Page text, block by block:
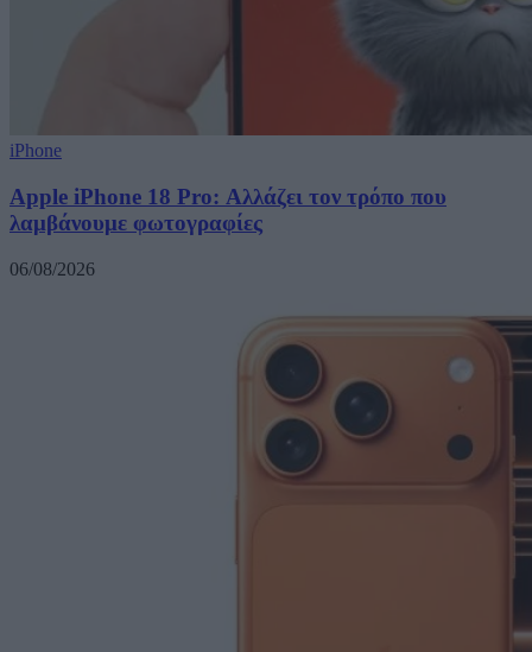
iPhone
Apple iPhone 18 Pro: Αλλάζει τον τρόπο που
λαμβάνουμε φωτογραφίες
06/08/2026